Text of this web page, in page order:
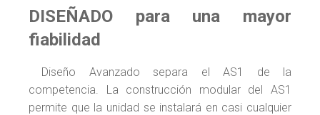
DISEÑADO para una mayor
fiabilidad
Diseño Avanzado separa el AS1 de la
competencia. La construcción modular del AS1
permite que la unidad se instalará en casi cualquier